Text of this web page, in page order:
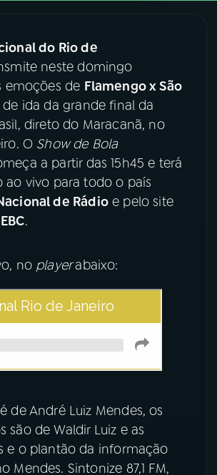
MÚSICA
NACIONAL
Facebook
X
do Rio de
neste domingo
emoções de Flamengo x São
ida da grande final da
direto do Maracanã, no
O Show de Bola
a partir das 15h45 e terá
ao vivo para todo o país
de Rádioe pelo site
.
no playerabaixo:
de André Luiz Mendes, os
são de Waldir Luiz e as
e o plantão da informação
Mendes. Sintonize 87,1 FM,